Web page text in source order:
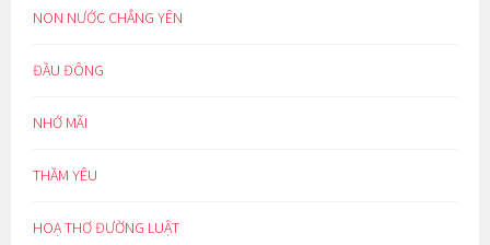
NON NƯỚC CHẲNG YÊN
ĐẦU ĐÔNG
NHỚ MÃI
THẦM YÊU
HOẠ THƠ ĐƯỜNG LUẬT